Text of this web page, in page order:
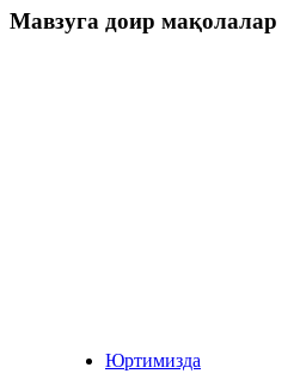
Мавзуга доир мақолалар
Юртимизда